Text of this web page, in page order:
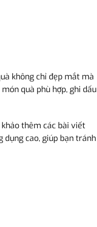
không chỉ đẹp mắt mà
quà phù hợp, ghi dấu
thêm các bài viết
dụng cao, giúp bạn tránh